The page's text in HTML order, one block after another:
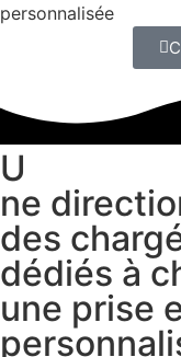
personnalisée​
U
ne
des
dédiés à
une prise